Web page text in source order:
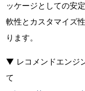
ッケージとしての安
軟性とカスタマイズ
ります。
▼ レコメンドエンジ
て